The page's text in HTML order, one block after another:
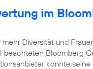
im
Diversität und
beachteten Bloomberg
konnte